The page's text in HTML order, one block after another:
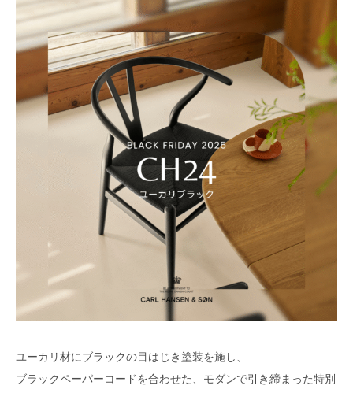
ユーカリ材にブラックの目はじき塗装を施し、
ブラックペーパーコードを合わせた、モダンで引き締まった特別